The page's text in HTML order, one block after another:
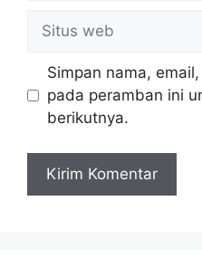
Situs
web
Simpan nama,
pada peramban ini
berikutnya.